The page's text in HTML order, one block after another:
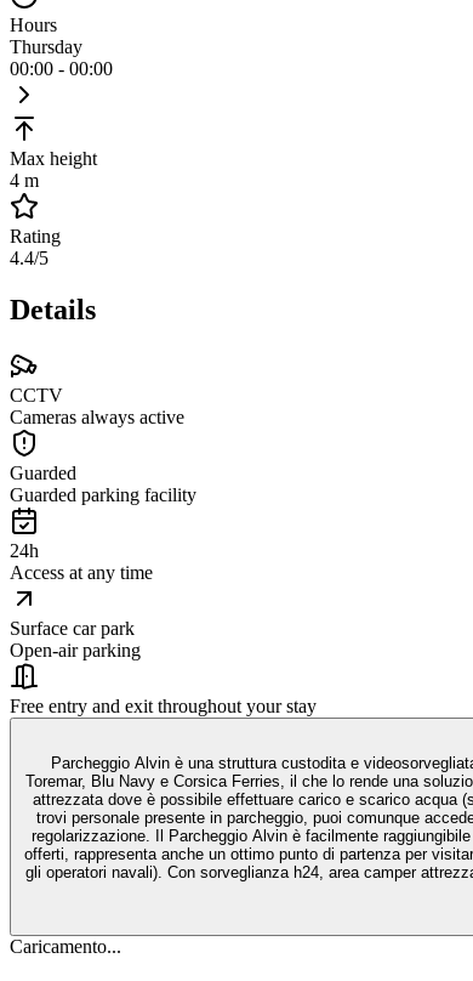
Hours
Thursday
00:00 - 00:00
Max height
4 m
Rating
4.4/5
Details
CCTV
Cameras always active
Guarded
Guarded parking facility
24h
Access at any time
Surface car park
Open-air parking
Free entry and exit throughout your stay
Parcheggio Alvin è una struttura custodita e videosorvegliata situata a Piombino, a breve
Toremar, Blu Navy e Corsica Ferries, il che lo rende una soluzione particolarmente comoda per chi viaggia via mare. La
attrezzata dove è possibile effettuare carico e scarico acqua (senza allaccio elettrico) e con servizi igienici
trovi personale presente in parcheggio, puoi comunque
regolarizzazione. Il Parcheggio Alvin è facilmente raggiungibile dall’accesso portuale di Piombino: basta svoltare alla prima rotonda del porto per entrare nell’area di sosta custodita. Grazie alla posizione strategica e ai servizi
offerti, rappresenta anche un ottimo punto di partenza per
gli operatori navali). Con sorveglianza h24, area camper attrezzata con carico e scarico acqua, non disponibile punto luce e collegamento diretto ai terminal, Parcheggio Alvin è una delle soluzioni più pratiche e affidabili per chi
Caricamento...